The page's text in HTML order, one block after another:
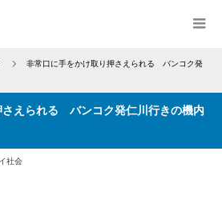
非常口に手をかけ取り押さえられる バンコク発
さえられる バンコク発仁川行きの機内
社会